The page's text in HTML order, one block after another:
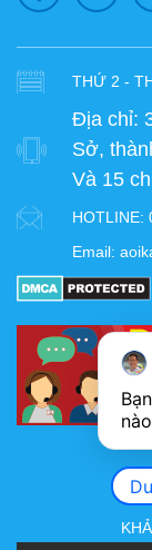
THỨ 2 -
Địa chỉ:
Sở,
Và 15
HOTLINE:
Email: